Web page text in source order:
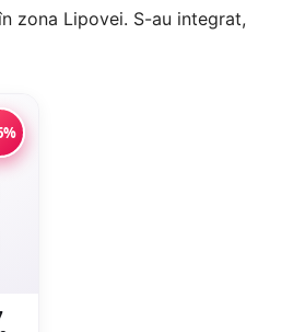
zona Lipovei. S-au integrat,